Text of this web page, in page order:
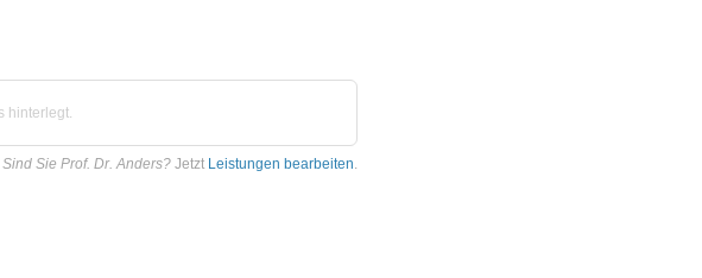
hinterlegt.
Sind Sie Prof. Dr. Anders? Jetzt Leistungen bearbeiten.